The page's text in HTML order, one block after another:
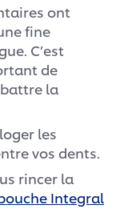
ont
fine
C’est
de
la
les
vos dents.
rincer la
Integral